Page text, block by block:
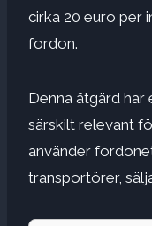
cirka 20 euro per
fordon.
Denna åtgärd har
särskilt relevant
använder
transportörer,